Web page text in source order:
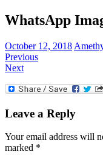
WhatsApp
October 12, 2018
Previous
Next
Leave a Reply
Your email address will
marked *